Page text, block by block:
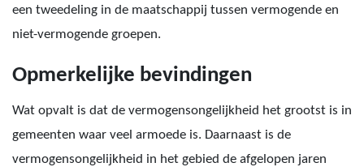
een tweedeling in de maatschappij tussen vermogende en
niet-vermogende groepen.
Opmerkelijke bevindingen
Wat opvalt is dat de vermogensongelijkheid het grootst is in
gemeenten waar veel armoede is. Daarnaast is de
vermogensongelijkheid in het gebied de afgelopen jaren